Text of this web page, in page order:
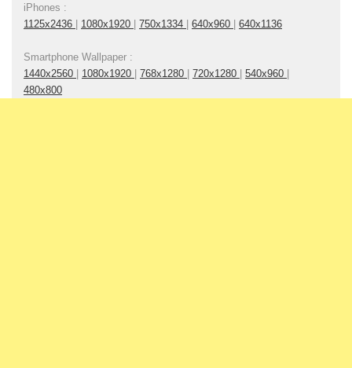
iPhones :
1125x2436 | 1080x1920 | 750x1334 | 640x960 | 640x1136
Smartphone Wallpaper :
1440x2560 | 1080x1920 | 768x1280 | 720x1280 | 540x960 |
480x800